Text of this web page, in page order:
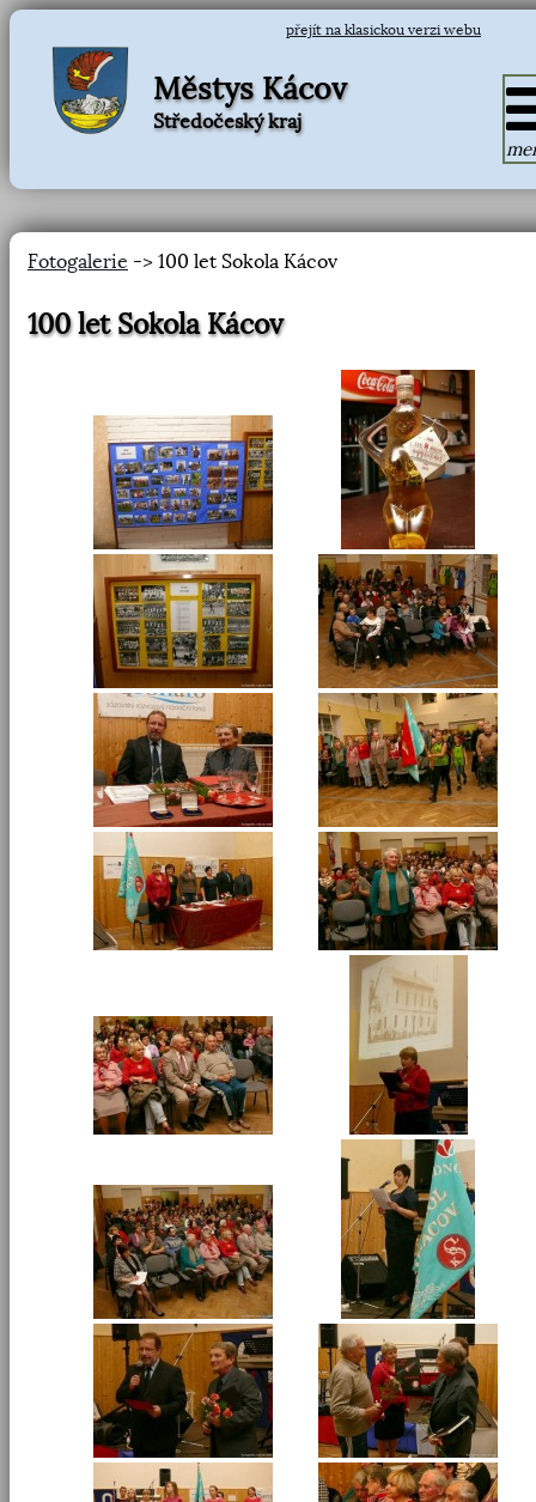
přejít na klasickou verzi webu
Městys Kácov
Středočeský kraj
Fotogalerie -> 100 let Sokola Kácov
100 let Sokola Kácov